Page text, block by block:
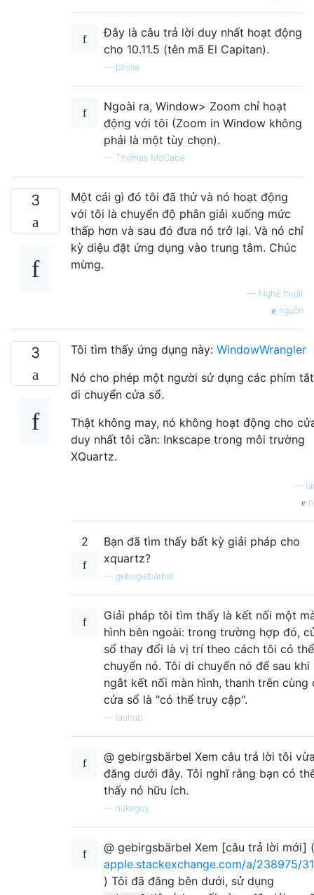
Đây là câu trả lời duy nhất hoạt động
cho 10.11.5 (tên mã El Capitan).
pzulw
Ngoài ra, Window> Zoom chỉ hoạt
động với tôi (Zoom in Window không
phải là một tùy chọn).
— Thomas McCabe
3
Một cái gì đó tôi đã thử và nó hoạt động
với tôi là chuyển độ phân giải xuống mức
thấp hơn và sau đó đưa nó trở lại. Và nó chỉ
kỳ diệu đặt ứng dụng vào trung tâm. Chúc
mừng.
— Nghệ thuật
nguồn
3 Tôi tìm thấy ứng dụng này: WindowWrangler
Nó cho phép một người sử dụng các phím
di chuyển cửa sổ.
Thật không may, nó không hoạt động cho
duy nhất tôi cần: Inkscape trong môi trường
XQuartz.
2
Bạn đã tìm thấy bất kỳ giải pháp cho
xquartz?
gebirgiebärbel
Giải pháp tôi tìm thấy là kết nối một
hình bên ngoài: trong trường hợp đó,
sổ thay đổi là vị trí theo cách tôi có
chuyển nó. Tôi di chuyển nó để sau khi
ngắt kết nối màn hình, thanh trên cùng
cửa sổ là "có thể truy cập".
lauhub
@ gebirgsbärbel Xem câu trả lời tôi
đăng dưới đây. Tôi nghĩ rằng bạn có
thấy nó hữu ích.
nukeguy
@ gebirgsbärbel Xem [câu trả lời mới] (
apple.stackexchange.com/a/238975/
) Tôi đã đăng bên dưới, sử dụng